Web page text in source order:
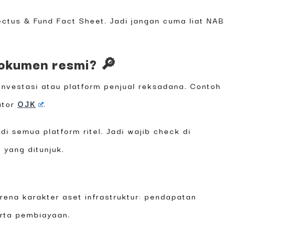
& Fund Fact Sheet. Jadi jangan cuma liat NAB
resmi? 🔎
atau platform penjual reksadana. Contoh
OJK .
semua platform ritel. Jadi wajib check di
ditunjuk.
karakter aset infrastruktur: pendapatan
pembiayaan.